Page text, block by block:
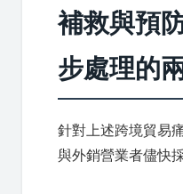
補救與預
步處理的
針對上述跨境貿易
與外銷營業者儘快